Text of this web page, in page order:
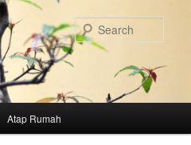
Atap Rumah